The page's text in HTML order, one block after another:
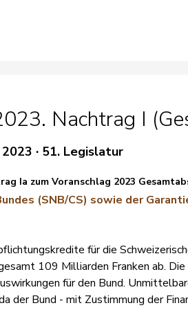
Nachtrag I
2023 · 51. Legislatur
Ia zum Voranschlag 2023
(SNB/CS) sowie der
für die
109 Milliarden Franken ab. Die
für den Bund.
der Bund - mit Zustimmung der